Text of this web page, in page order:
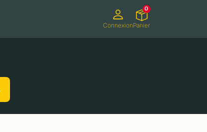
ConnexionPanier
0